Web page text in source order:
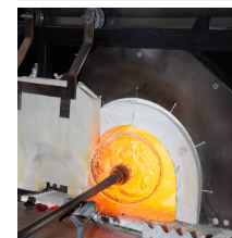
engineering et à la fabrication
additive — a rassemblé les
étudiant·e·s autour d’une
exploration innovante des
technologies de numérisation
3D, en collaboration avec le
Technopôle Sainte-Croix.